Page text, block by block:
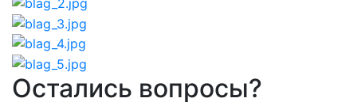
Остались вопросы?